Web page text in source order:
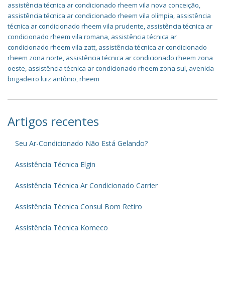
assistência técnica ar condicionado rheem vila nova conceição,
assistência técnica ar condicionado rheem vila olímpia, assistência
técnica ar condicionado rheem vila prudente, assistência técnica ar
condicionado rheem vila romana, assistência técnica ar
condicionado rheem vila zatt, assistência técnica ar condicionado
rheem zona norte, assistência técnica ar condicionado rheem zona
oeste, assistência técnica ar condicionado rheem zona sul, avenida
brigadeiro luiz antônio,rheem
Artigos recentes
Seu Ar-Condicionado Não Está Gelando?
Assistência Técnica Elgin
Assistência Técnica Ar Condicionado Carrier
Assistência Técnica Consul Bom Retiro
Assistência Técnica Komeco